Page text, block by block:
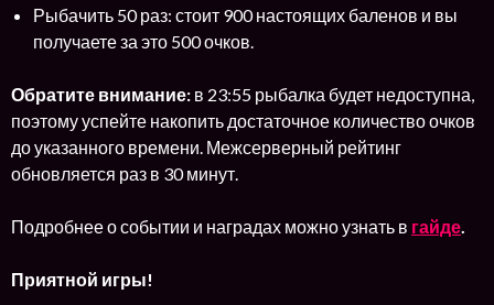
Рыбачить 50 раз: стоит 900 настоящих баленов и вы
получаете за это 500 очков.
Обратите внимание: в 23:55 рыбалка будет недоступна,
поэтому успейте накопить достаточное количество очков
до указанного времени. Межсерверный рейтинг
обновляется раз в 30 минут.
Подробнее о событии и наградах можно узнать в гайде.
Приятной игры!